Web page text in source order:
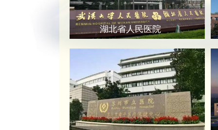
湖北省人民医院